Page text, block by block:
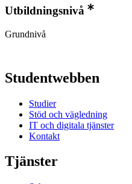
Utbildningsnivå
Grundnivå
Studentwebben
Studier
Stöd och vägledning
IT och digitala tjänster
Kontakt
Tjänster